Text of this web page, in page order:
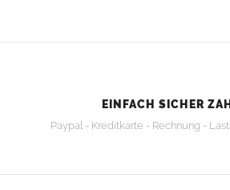
EINFACH SICHER
Paypal - Kreditkarte - Rechnung -